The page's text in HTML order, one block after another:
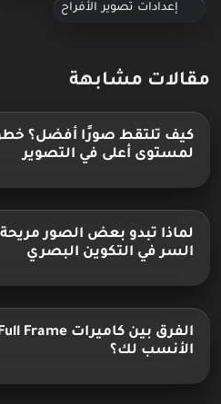
إعدادات تصوير الأفراح
مقالات مشابهة
كيف تلتقط صورًا أفضل؟
لمستوى أعلى في التصوير
لماذا تبدو بعض الصور
السر في التكوين البصري
الأنسب لك؟